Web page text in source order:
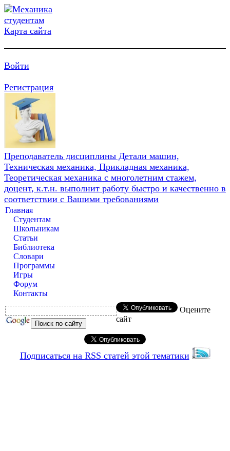
Карта сайта
Войти
Регистрация
Преподаватель дисциплины Детали машин,
Техническая механика, Прикладная механика,
Теоретическая механика с многолетним стажем,
доцент, к.т.н. выполнит работу быстро и качественно в
соответствии с Вашими требованиями
Главная
Студентам
Школьникам
Статьи
Библиотека
Словари
Программы
Игры
Форум
Контакты
Оцените
сайт
Подписаться на RSS статей этой тематики